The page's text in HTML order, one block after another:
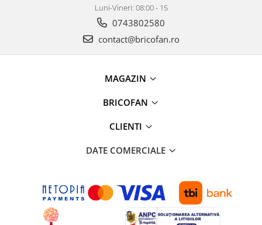
Ventilatoare
Kituri de siguranta si supravietuire
Kit-uri siguranta auto
Luni-Vineri: 08:00 - 15
0743802580
contact@bricofan.ro
MAGAZIN
BRICOFAN
CLIENTI
DATE COMERCIALE